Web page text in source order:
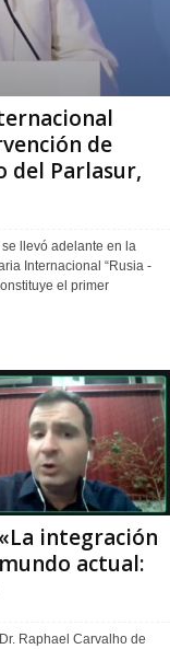
de
del Parlasur,
llevó adelante en la
Internacional “Rusia -
el primer
integración
actual:
Raphael Carvalho de